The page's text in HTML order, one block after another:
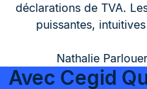
déclarations de TVA.
puissantes,
Nathalie
Avec Cegid